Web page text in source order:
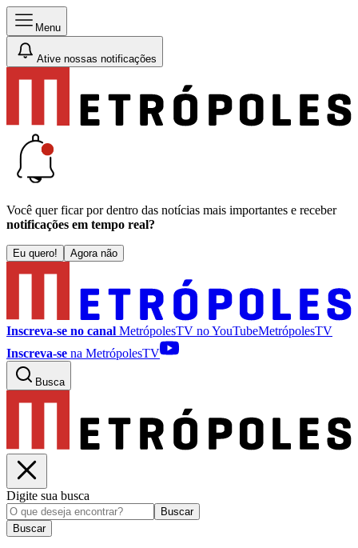
Menu
Ative nossas notificações
Você quer ficar por dentro das notícias mais importantes e receber
notificações em tempo real?
Eu quero! Agora não
Inscreva-se no canal MetrópolesTV noYouTubeMetrópolesTV
Inscreva-se na MetrópolesTV
Busca
Digite sua busca
Buscar
Buscar